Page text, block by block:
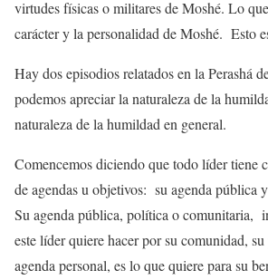
virtudes físicas o militares de Moshé. Lo
carácter y la personalidad de Moshé. Esto
Hay dos episodios relatados en la Perashá
podemos apreciar la naturaleza de la
naturaleza de la humildad en general.
Comencemos diciendo que todo líder tiene
de agendas u objetivos: su agenda pública
Su agenda pública, política o comunitaria,
este líder quiere hacer por su comunidad,
agenda personal, es lo que quiere para su